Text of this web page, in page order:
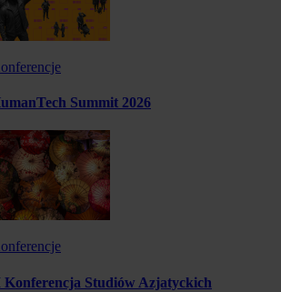
Summit 2026
Konferencja Studiów Azjatyckich